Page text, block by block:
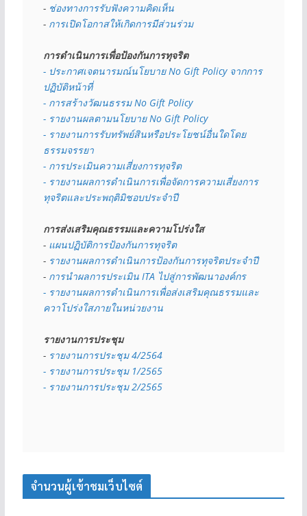
- ช่องทางการรับฟังความคิดเห็น
- การเปิดโอกาสให้เกิดการมีส่วนร่วม
การดำเนินการเพื่อป้องกันการทุจริต
- ประกาศเจตนารมณ์นโยบาย No Gift Policy จากการ
ปฏิบัติหน้าที่
- การสร้างวัฒนธรรม No Gift Policy
- รายงานผลตามนโยบาย No Gift Policy
- รายงานการรับทรัพย์สินหรือประโยชน์อื่นใดโดย
ธรรมจรรยา
- การประเมินความเสี่ยงการทุจริต
- รายงานผลการดำเนินการเพื่อจัดการความเสี่ยงการ
ทุจริตและประพฤติมิชอบประจำปี
การส่งเสริมคุณธรรมและความโปร่งใส
- แผนปฏิบัติการป้องกันการทุจริต
- รายงานผลการดำเนินการป้องกันการทุจริตประจำปี
- การนำผลการประเมิน ITA ไปสู่การพัฒนาองค์กร
- รายงานผลการดำเนินการเพื่อส่งเสริมคุณธรรมและ
ควาโปร่งใสภายในหน่วยงาน
รายงานการประชุม
- รายงานการประชุม 4/2564
- รายงานการประชุม 1/2565
- รายงานการประชุม 2/2565
จำนวนผู้เข้าชมเว็บไซต์